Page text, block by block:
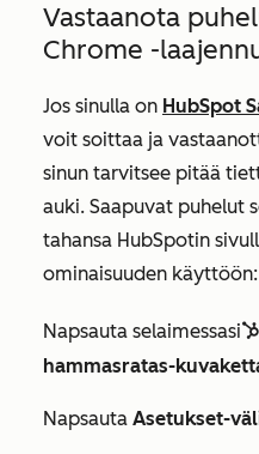
Vastaanota
Chrome -
Jos sinulla on HubSpot
voit soittaa ja
sinun tarvitsee pitää
auki. Saapuvat puhelut
tahansa HubSpotin
ominaisuuden käyttöön:
Napsauta selaimessasi sprocketIcon
hammasratas-
Napsauta Asetukset-